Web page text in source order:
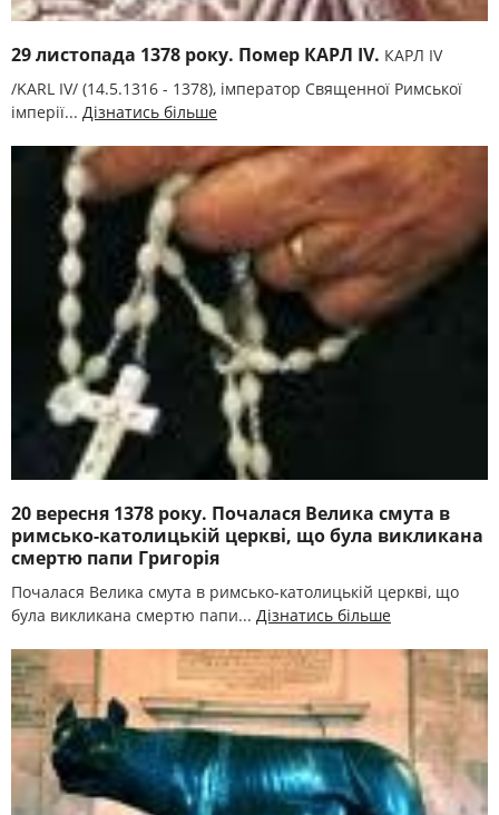
29 листопада 1378 року. Помер КАРЛ IV. КАРЛ IV
/KARL IV/ (14.5.1316 - 1378), імператор Священної Римської
імперії... Дізнатись більше
20 вересня 1378 року. Почалася Велика смута в
римсько-католицькій церкві, що була викликана
смертю папи Григорія
Почалася Велика смута в римсько-католицькій церкві, що
була викликана смертю папи... Дізнатись більше